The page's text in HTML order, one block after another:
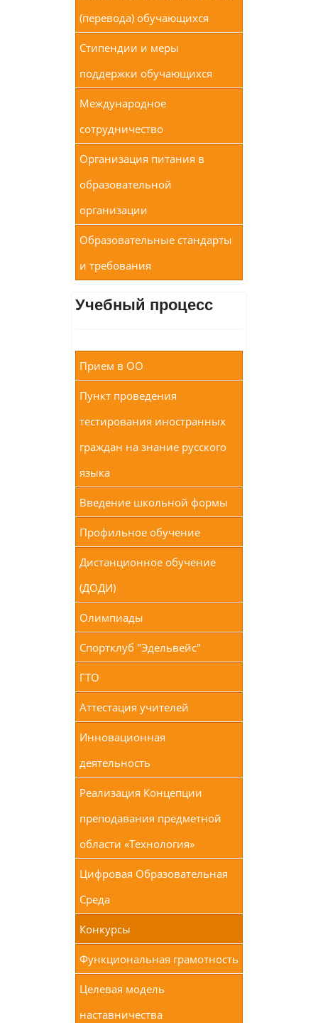
(перевода) обучающихся
Стипендии и меры
поддержки обучающихся
Международное
сотрудничество
Организация питания в
образовательной
организации
Образовательные стандарты
и требования
Учебный процесс
Прием в ОО
Пункт проведения
тестирования иностранных
граждан на знание русского
языка
Введение школьной формы
Профильное обучение
Дистанционное обучение
(ДОДИ)
Олимпиады
Спортклуб "Эдельвейс"
ГТО
Аттестация учителей
Инновационная
деятельность
Реализация Концепции
преподавания предметной
области «Технология»
Цифровая Образовательная
Среда
Конкурсы
Функциональная грамотность
Целевая модель
наставничества